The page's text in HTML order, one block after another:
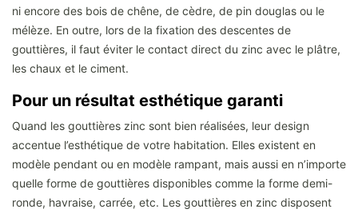
ni encore des bois de chêne, de cèdre, de pin douglas ou le
mélèze. En outre, lors de la fixation des descentes de
gouttières, il faut éviter le contact direct du zinc avec le plâtre,
les chaux et le ciment.
Pour un résultat esthétique garanti
Quand les gouttières zinc sont bien réalisées, leur design
accentue l’esthétique de votre habitation. Elles existent en
modèle pendant ou en modèle rampant, mais aussi en n’importe
quelle forme de gouttières disponibles comme la forme demi-
ronde, havraise, carrée, etc. Les gouttières en zinc disposent